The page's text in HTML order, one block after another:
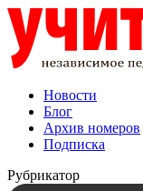
Новости
Блог
Архив номеров
Подписка
Рубрикатор